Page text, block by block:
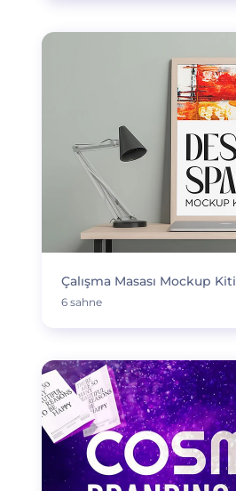
Çalışma Masası Mockup Kiti
6 sahne